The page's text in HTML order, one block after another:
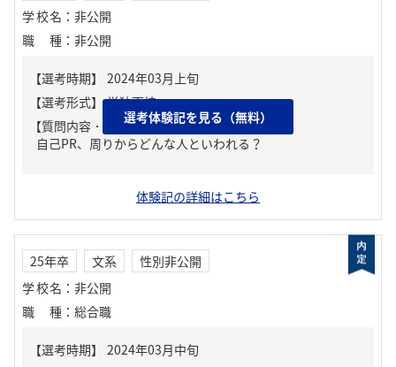
学校名 ： 非公開
職種 ： 非公開
【質問内容・課題】
自己PR、周りからどんな人といわれる？
選考体験記を見る（無料）
体験記の詳細はこちら
25年卒 文系
性別非公開
学校名 ： 非公開
職種 ： 総合職